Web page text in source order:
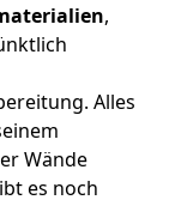
,
Alles
Wände
es noch